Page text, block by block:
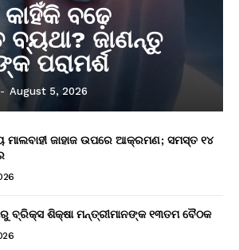
କାହିଁକି ବଢ଼େ
ବ୍ୟଥା? ଜାଣନ୍ତୁ
ପରାମର୍ଶ
- August 5, 2026
ମାଲବାହୀ ଜାହାଜ ଉପରେ ଆକ୍ରମଣ; ସମସ୍ତ ୧୪
ବ୍ରିକ୍ସ ଶିକ୍ଷା ମନ୍ତ୍ରୀମାନଙ୍କ ୧୩ତମ ବୈଠକ